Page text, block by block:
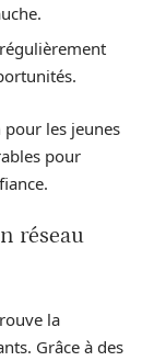
les jeunes
pour
réseau
la
Grâce à des